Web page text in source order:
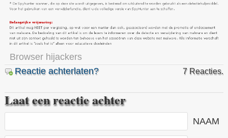
Browser hijackers
Reactie achterlaten?
7 Reacties.
Laat een reactie achter
NAAM